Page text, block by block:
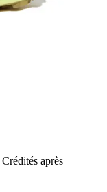
Crédités après